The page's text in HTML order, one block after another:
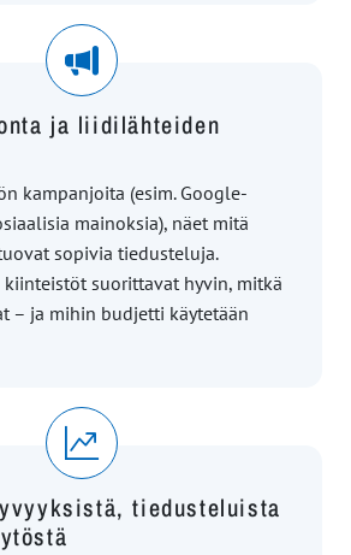
ja liidilähteiden
kampanjoita (esim. Google-
mainoksia), näet mitä
sopivia tiedusteluja.
kiinteistöt suorittavat hyvin, mitkä
– ja mihin budjetti käytetään
tiedusteluista